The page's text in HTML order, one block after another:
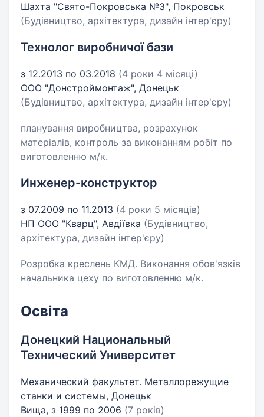
Шахта "Свято-Покровська №3", Покровськ
(Будівництво, архітектура, дизайн інтер'єру)
Технолог виробничої бази
з 12.2013 по 03.2018 (4 роки 4 місяці)
ООО "Донстроймонтаж", Донецьк
(Будівництво, архітектура, дизайн інтер'єру)
планування виробництва, розрахунок
матеріалів, контроль за виконанням робіт по
виготовленню м/к.
Инженер-конструктор
з 07.2009 по 11.2013 (4 роки 5 місяців)
НП ООО "Кварц", Авдіївка (Будівництво,
архітектура, дизайн інтер'єру)
Розробка креслень КМД. Виконання обов'язків
начальника цеху по виготовленню м/к.
Освіта
Донецкий Национальный
Технический Университет
Механический факультет. Металлорежущие
станки и системы, Донецьк
Вища, з 1999 по 2006 (7 років)